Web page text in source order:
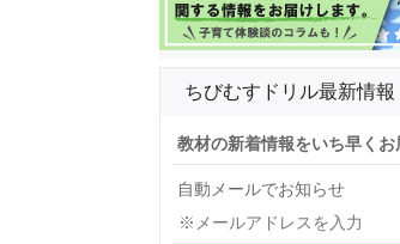
ちびむすドリル最新情報
教材の新着情報をいち早くお
自動メールでお知らせ